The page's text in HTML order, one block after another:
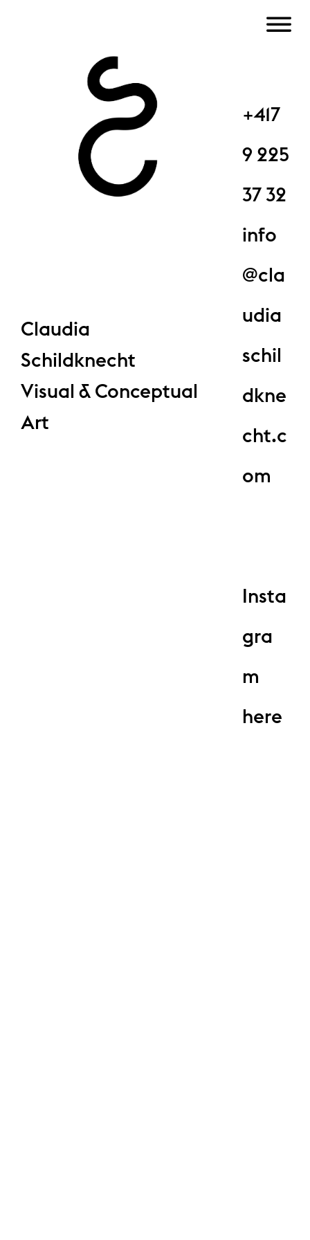
Claudia
Schildknecht
Visual & Conceptual
Art
+417
9 225
37 32
info
@cla
udia
schil
dkne
cht.c
om
Insta
gra
m
here